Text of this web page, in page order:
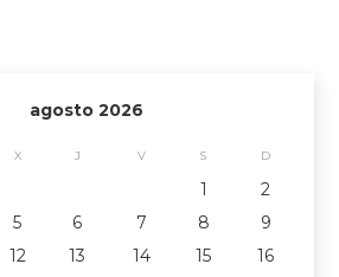
agosto 2026
X J V S D
1
2
5 6 7 8
9
12 13 14 15
16